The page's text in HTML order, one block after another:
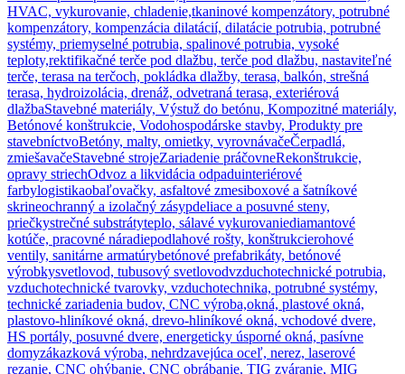
HVAC, vykurovanie, chladenie,tkaninové kompenzátory, potrubné
kompenzátory, kompenzácia dilatácií, dilatácie potrubia, potrubné
systémy, priemyselné potrubia, spalinové potrubia, vysoké
teploty,rektifikačné terče pod dlažbu, terče pod dlažbu, nastaviteľné
terče, terasa na terčoch, pokládka dlažby, terasa, balkón, strešná
terasa, hydroizolácia, drenáž, odvetraná terasa, exteriérová
dlažbaStavebné materiály, Výstuž do betónu, Kompozitné materiály,
Betónové konštrukcie, Vodohospodárske stavby, Produkty pre
stavebníctvoBetóny, malty, omietky, vyrovnávačeČerpadlá,
zmiešavačeStavebné strojeZariadenie práčovneRekonštrukcie,
opravy striechOdvoz a likvidácia odpaduinteriérové
farbylogistikaobaľovačky, asfaltové zmesiboxové a šatníkové
skrineochranný a izolačný zásypdeliace a posuvné steny,
priečkystrečné substrátyteplo, sálavé vykurovaniediamantové
kotúče, pracovné náradiepodlahové rošty, konštrukcierohové
ventily, sanitárne armatúrybetónové prefabrikáty, betónové
výrobkysvetlovod, tubusový svetlovodvzduchotechnické potrubia,
vzduchotechnické tvarovky, vzduchotechnika, potrubné systémy,
technické zariadenia budov, CNC výroba,okná, plastové okná,
plastovo-hliníkové okná, drevo-hliníkové okná, vchodové dvere,
HS portály, posuvné dvere, energeticky úsporné okná, pasívne
domyzákazková výroba, nehrdzavejúca oceľ, nerez, laserové
rezanie, CNC ohýbanie, CNC obrábanie, TIG zváranie, MIG